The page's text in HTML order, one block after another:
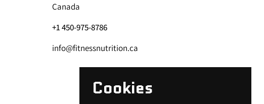
Canada
+1 450-975-8786
info@fitnessnutrition.ca
Cookies